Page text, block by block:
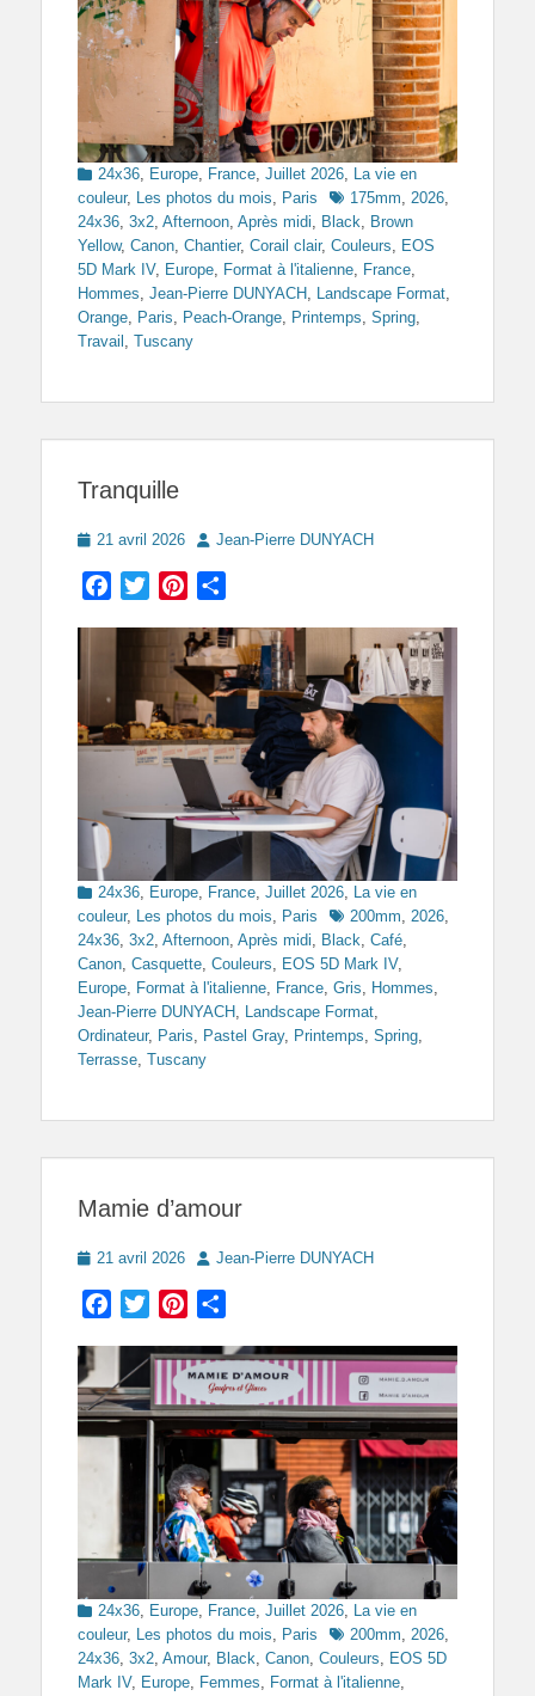
Categories
24x36, Europe, France, Juillet 2026, La vie en
couleur, Les photos du mois, Paris Tags175mm, 2026,
24x36, 3x2, Afternoon, Après midi, Black, Brown
Yellow, Canon, Chantier, Corail clair, Couleurs, EOS
5D Mark IV, Europe, Format à l'italienne, France,
Hommes, Jean-Pierre DUNYACH , Landscape Format,
Orange, Paris, Peach-Orange, Printemps, Spring,
Travail , Tuscany
Tranquille
Posted
21 avril 2026 Author
Jean-Pierre DUNYACH
Facebook
TwitterPinterest
Categories
24x36, Europe, France, Juillet 2026, La vie en
couleur, Les photos du mois, Paris Tags200mm, 2026,
24x36, 3x2, Afternoon, Après midi, Black, Café,
Canon, Casquette, Couleurs, EOS 5D Mark IV,
Europe, Format à l'italienne, France, Gris, Hommes,
Jean-Pierre DUNYACH , Landscape Format,
Ordinateur, Paris, Pastel Gray, Printemps, Spring,
Terrasse, Tuscany
Mamie d’amour
Posted
21 avril 2026 Author
Jean-Pierre DUNYACH
Facebook
TwitterPinterest
Categories
24x36, Europe, France, Juillet 2026, La vie en
couleur, Les photos du mois, Paris Tags200mm, 2026,
24x36, 3x2, Amour, Black, Canon, Couleurs, EOS 5D
Mark IV, Europe, Femmes, Format à l'italienne,